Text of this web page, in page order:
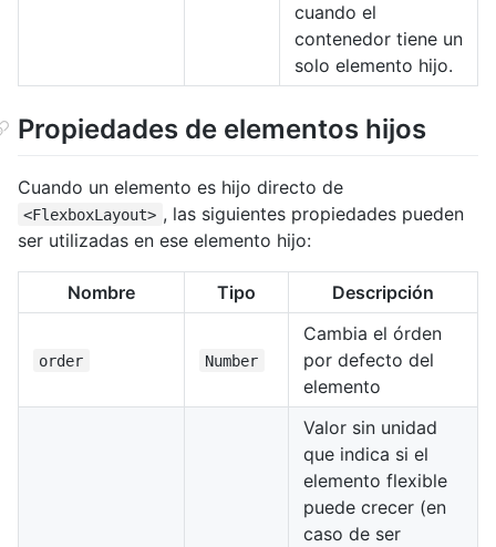
cuando el
contenedor tiene un
solo elemento hijo.
Propiedades de elementos hijos
Cuando un elemento es hijo directo de
<FlexboxLayout> , las siguientes propiedades pueden
ser utilizadas en ese elemento hijo:
Nombre Tipo Descripción
order Number
Cambia el órden
por defecto del
elemento
Valor sin unidad
que indica si el
elemento flexible
puede crecer (en
caso de ser